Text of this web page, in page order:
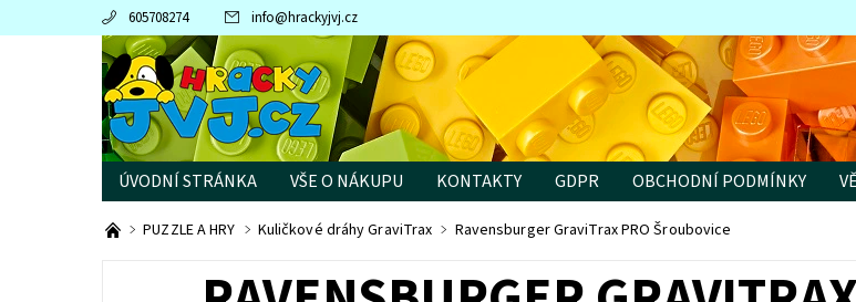
605708274 info@hrackyjvj.cz
ÚVODNÍ STRÁNKA VŠE O NÁKUPU KONTAKTY GDPR OBCHODNÍ PODMÍNKY
PRODÁVANÉ ZNAČKY
PUZZLE A HRY Kuličkové dráhy GraviTrax Ravensburger GraviTrax PRO Šroubovice